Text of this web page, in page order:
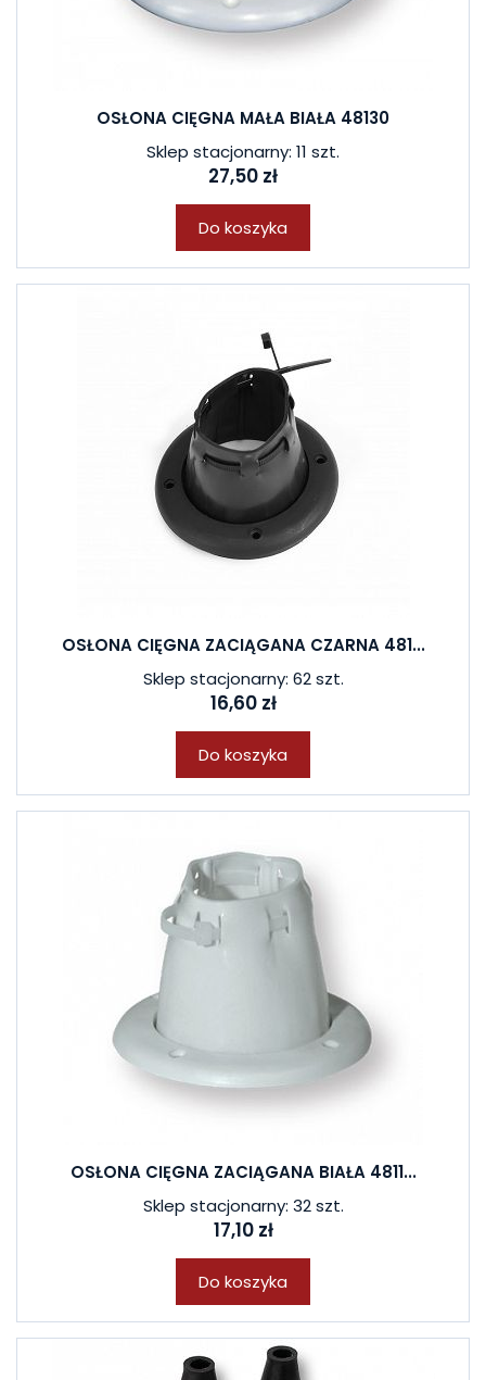
OSŁONA CIĘGNA MAŁA BIAŁA 48130
Sklep stacjonarny: 11 szt.
27,50 zł
Do koszyka
OSŁONA CIĘGNA ZACIĄGANA CZARNA 481...
Sklep stacjonarny: 62 szt.
16,60 zł
Do koszyka
OSŁONA CIĘGNA ZACIĄGANA BIAŁA 4811...
Sklep stacjonarny: 32 szt.
17,10 zł
Do koszyka